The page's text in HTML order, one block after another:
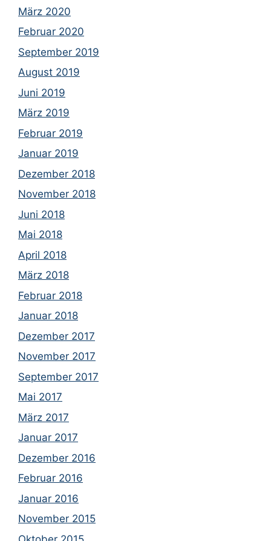
März 2020
Februar 2020
September 2019
August 2019
Juni 2019
März 2019
Februar 2019
Januar 2019
Dezember 2018
November 2018
Juni 2018
Mai 2018
April 2018
März 2018
Februar 2018
Januar 2018
Dezember 2017
November 2017
September 2017
Mai 2017
März 2017
Januar 2017
Dezember 2016
Februar 2016
Januar 2016
November 2015